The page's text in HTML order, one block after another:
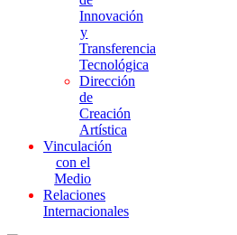
Innovación
y
Transferencia
Tecnológica
Dirección
de
Creación
Artística
Vinculación
con el
Medio
Relaciones
Internacionales